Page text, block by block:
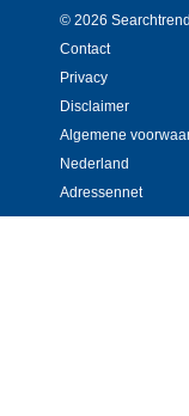
© 2026
Contact
Privacy
Disclaimer
Algemene
Nederland
Adressennet